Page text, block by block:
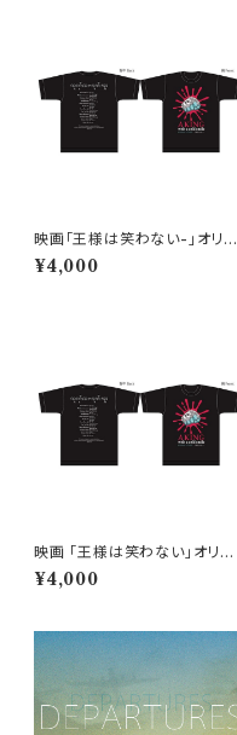
映画「王様は笑わない-」オリジ
ナルTシャツ【Lサイズ】
¥4,000
映画 「王様は笑わない」オリジ
ナルTシャツ【Mサイズ】
¥4,000